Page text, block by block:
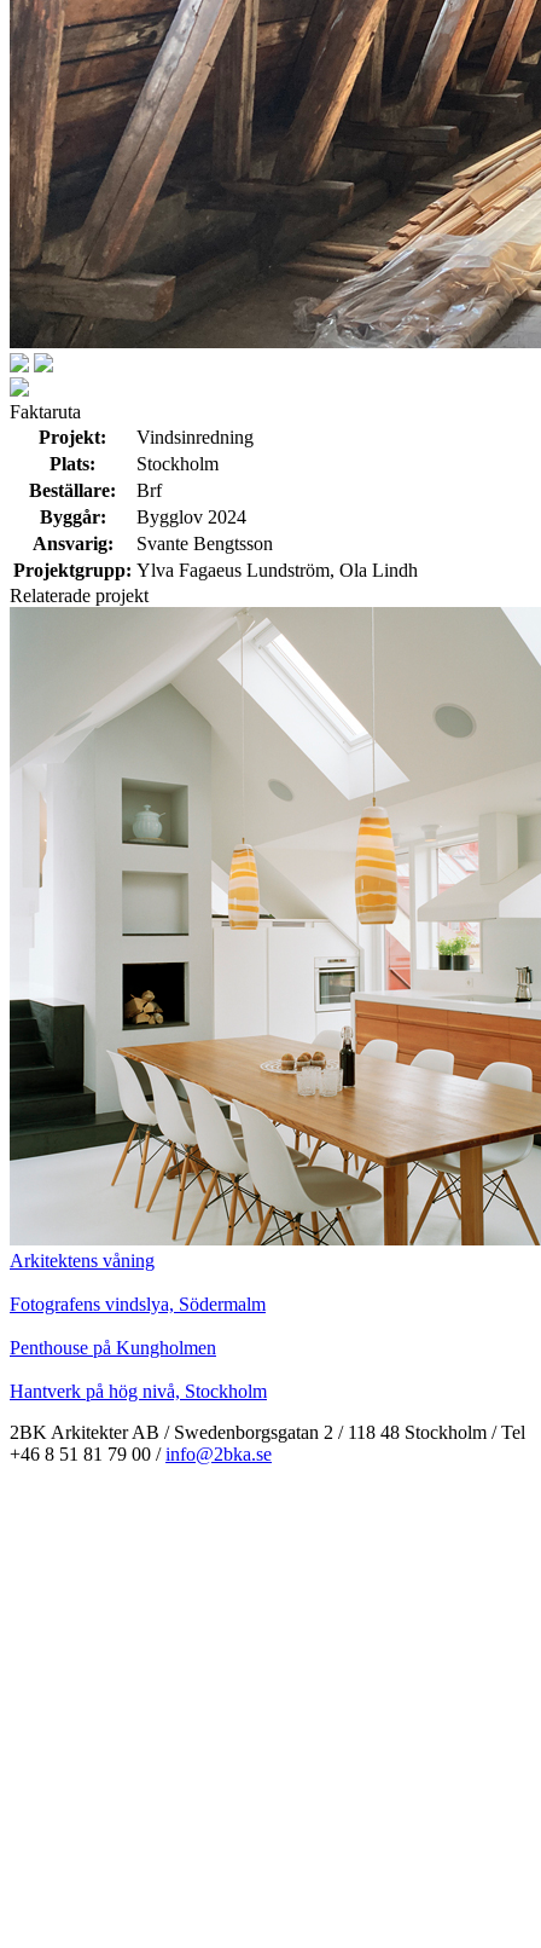
Faktaruta
Projekt:
Vindsinredning
Plats:
Stockholm
Beställare:
Brf
Byggår:
Bygglov 2024
Ansvarig:
Svante Bengtsson
Projektgrupp: Ylva Fagaeus Lundström, Ola Lindh
Relaterade projekt
Arkitektens våning
Fotografens vindslya, Södermalm
Penthouse på Kungholmen
Hantverk på hög nivå, Stockholm
2BK Arkitekter AB / Swedenborgsgatan 2 / 118 48 Stockholm / Tel
+46 8 51 81 79 00 /info@2bka.se